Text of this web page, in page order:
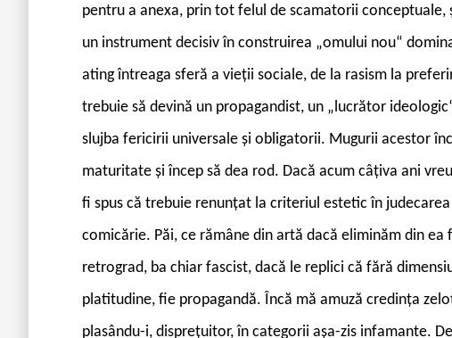
pentru a anexa, prin tot felul de scamatorii conceptuale,
un instrument decisiv în construirea „omului nou“
ating întreaga sferă a vieții sociale, de la rasism la
trebuie să devină un propagandist, un „lucrător
slujba fericirii universale și obligatorii. Mugurii acestor
maturitate și încep să dea rod. Dacă acum câțiva ani
fi spus că trebuie renunțat la criteriul estetic în
comicărie. Păi, ce rămâne din artă dacă eliminăm din
retrograd, ba chiar fascist, dacă le replici că fără
platitudine, fie propagandă. Încă mă amuză credința
plasându-i, disprețuitor, în categorii așa-zis infamante.